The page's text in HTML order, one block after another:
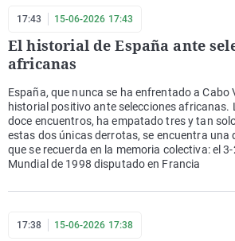
17:43 15-06-2026 17:43
El historial de España ante
africanas
España, que nunca se ha enfrentado a Cabo
historial positivo ante selecciones africanas.
doce encuentros, ha empatado tres y tan
estas dos únicas derrotas, se encuentra una
que se recuerda en la memoria colectiva: el
Mundial de 1998 disputado en Francia
17:38 15-06-2026 17:38